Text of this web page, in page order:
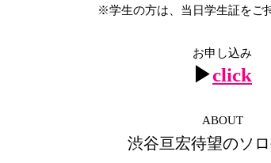
※学生の方は、当日学生証をご
お申し込み
▶︎click
ABOUT
渋谷亘宏待望のソロ